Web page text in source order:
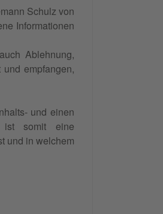
Schulz von
Informationen
Ablehnung,
empfangen,
und einen
ist somit eine
und in welchem